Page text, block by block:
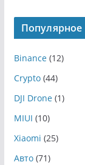
Популярное
Binance(12)
Crypto(44)
DJI Drone(1)
MIUI (10)
Xiaomi (25)
Авто(71)